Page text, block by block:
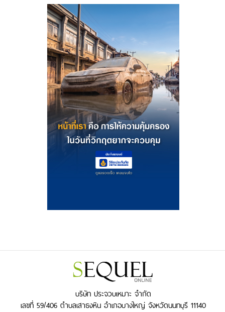
บริษัท ประจวบเหมาะ จำกัด
เลขที่ 59/406 ตำบลเสาธงหิน อำเภอบางใหญ่ จังหวัดนนทบุรี 11140